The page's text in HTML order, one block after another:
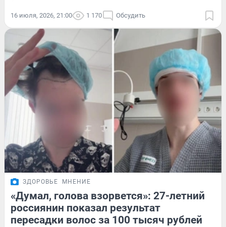
16 июля, 2026, 21:00 1 170 Обсудить
ЗДОРОВЬЕ МНЕНИЕ
«Думал, голова взорвется»: 27-летний
россиянин показал результат
пересадки волос за 100 тысяч рублей